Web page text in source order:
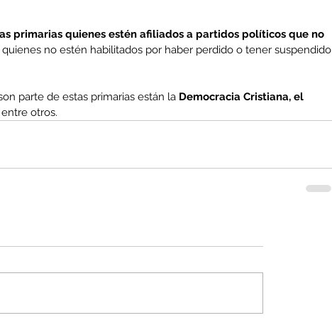
primarias quienes estén afiliados a partidos políticos que no
quienes no estén habilitados por haber perdido o tener suspendido
parte de estas primarias están la Democracia Cristiana, el
entre otros.